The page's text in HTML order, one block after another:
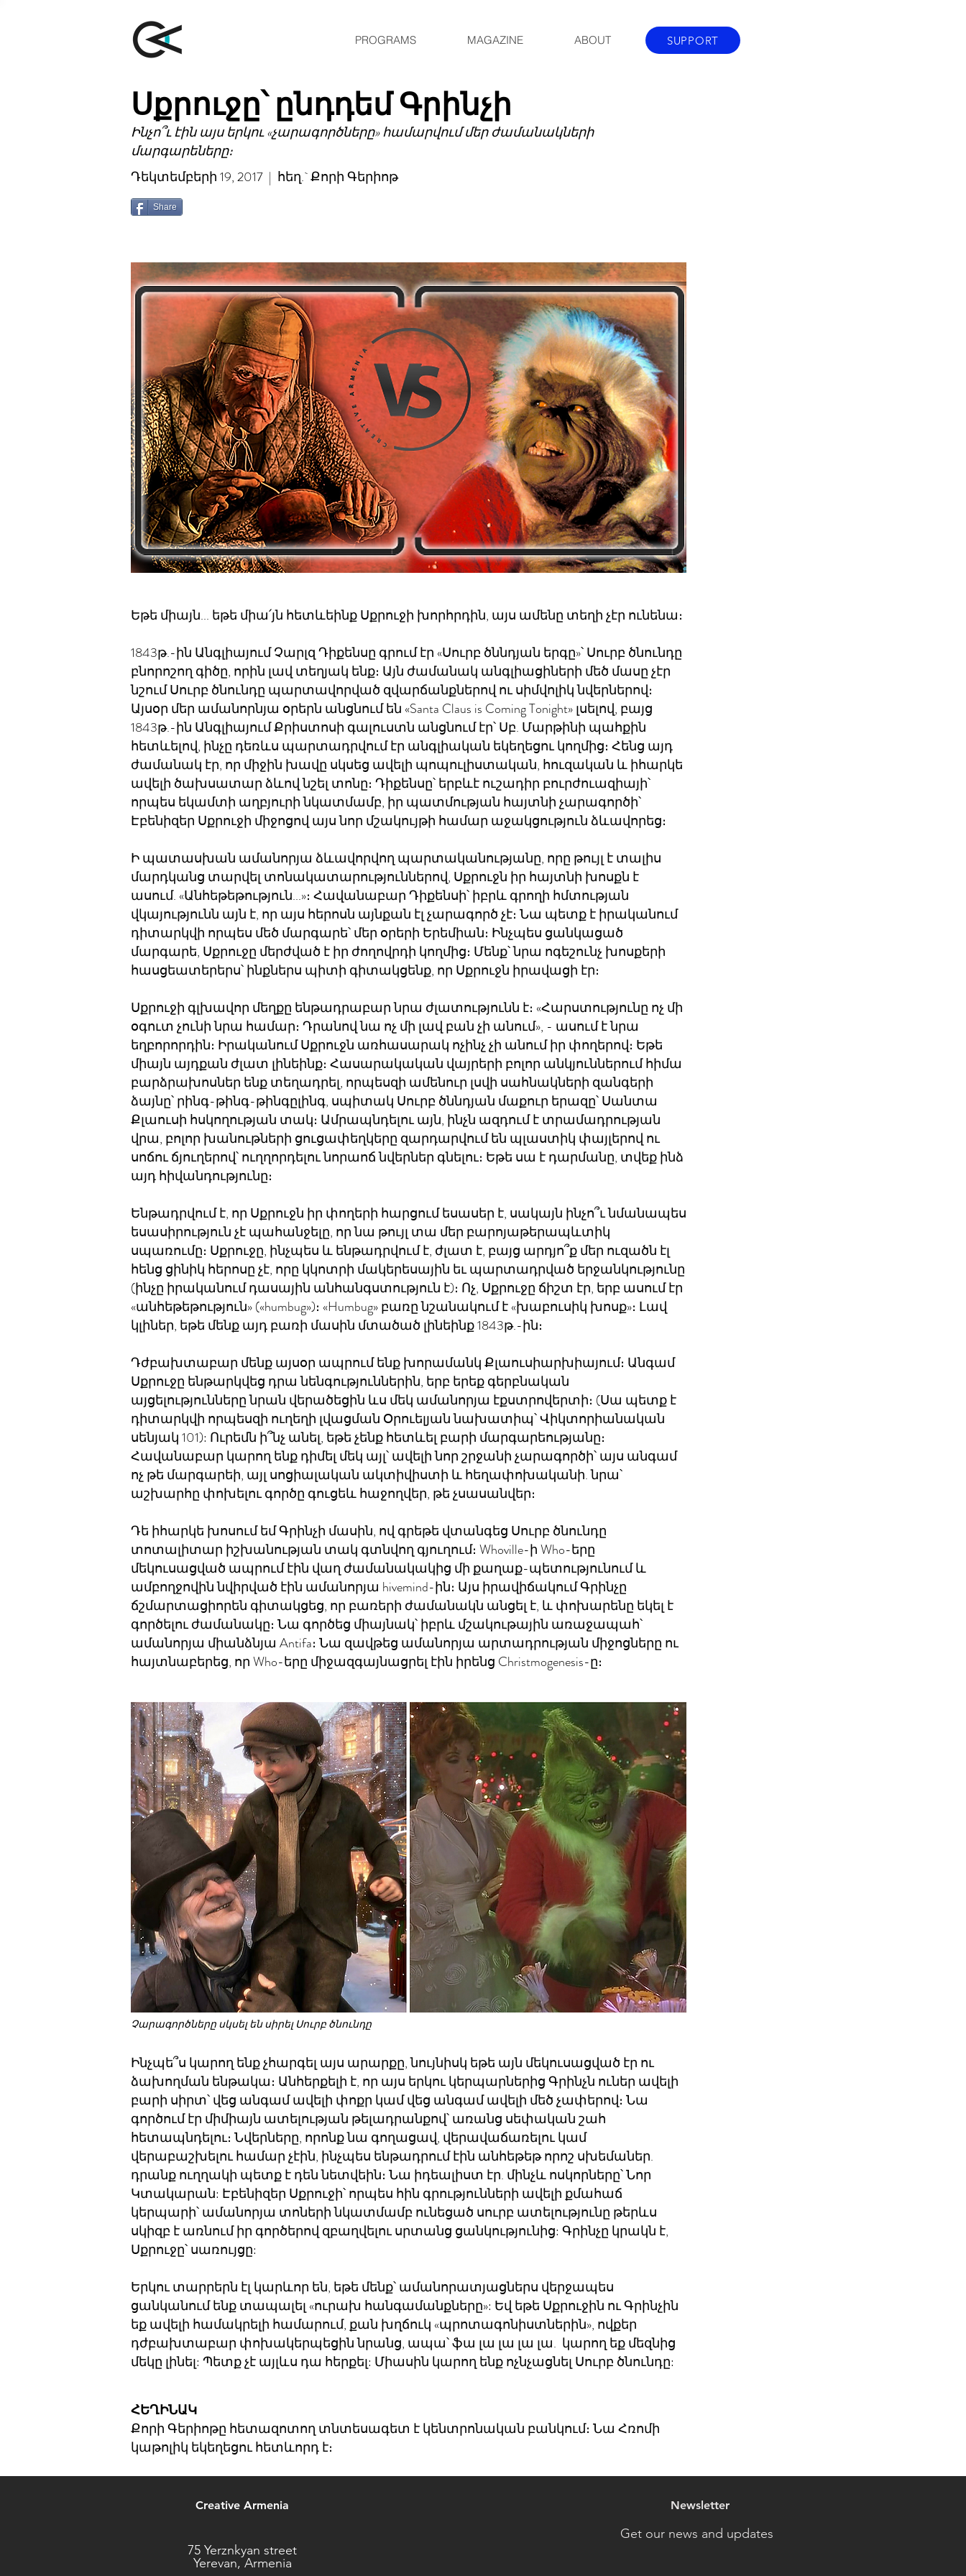
PROGRAMS MAGAZINE ABOUT SUPPORT
Սքրուջը՝ ընդդեմ Գրինչի
Ինչո՞ւ էին այս երկու «չարագործները» համարվում մեր ժամանակների
մարգարեները։
Դեկտեմբերի 19, 2017 | հեղ.` Քորի Գերիոթ
Share
Եթե միայն... եթե միա՛յն հետևեինք Սքրուջի խորհրդին, այս ամենը տեղի չէր ունենա։
1843թ.-ին Անգլիայում Չարլզ Դիքենսը գրում էր «Սուրբ ծննդյան երգը»՝ Սուրբ ծնունդը
բնորոշող գիծը, որին լավ տեղյակ ենք։ Այն ժամանակ անգլիացիների մեծ մասը չէր
նշում Սուրբ ծնունդը պարտավորված զվարճանքներով ու սիմվոլիկ նվերներով։
Այսօր մեր ամանորնյա օրերն անցնում են «Santa Claus is Coming Tonight» լսելով, բայց
1843թ.-ին Անգլիայում Քրիստոսի գալուստն անցնում էր՝ Սբ. Մարթինի պահքին
հետևելով, ինչը դեռևս պարտադրվում էր անգլիական եկեղեցու կողմից։ Հենց այդ
ժամանակ էր, որ միջին խավը սկսեց ավելի պոպուլիստական, հուզական և իհարկե
ավելի ծախսատար ձևով նշել տոնը։ Դիքենսը՝ երբևէ ուշադիր բուրժուազիայի՝
որպես եկամտի աղբյուրի նկատմամբ, իր պատմության հայտնի չարագործի՝
Էբենիզեր Սքրուջի միջոցով այս նոր մշակույթի համար աջակցություն ձևավորեց։
Ի պատասխան ամանորյա ձևավորվող պարտականությանը, որը թույլ է տալիս
մարդկանց տարվել տոնակատարություններով, Սքրուջն իր հայտնի խոսքն է
ասում. «Անհեթեթություն...»։ Հավանաբար Դիքենսի՝ իբրև գրողի հմտության
վկայությունն այն է, որ այս հերոսն այնքան էլ չարագործ չէ։ Նա պետք է իրականում
դիտարկվի որպես մեծ մարգարե՝ մեր օրերի Երեմիան։ Ինչպես ցանկացած
մարգարե, Սքրուջը մերժված է իր ժողովրդի կողմից։ Մենք՝ նրա ոգեշունչ խոսքերի
հասցեատերերս՝ ինքներս պիտի գիտակցենք, որ Սքրուջն իրավացի էր։
Սքրուջի գլխավոր մեղքը ենթադրաբար նրա ժլատությունն է։ «Հարստությունը ոչ մի
օգուտ չունի նրա համար։ Դրանով նա ոչ մի լավ բան չի անում», - ասում է նրա
եղբորորդին։ Իրականում Սքրուջն առհասարակ ոչինչ չի անում իր փողերով։ Եթե
միայն այդքան ժլատ լինեինք։ Հասարակական վայրերի բոլոր անկյուններում հիմա
բարձրախոսներ ենք տեղադրել, որպեսզի ամենուր լսվի սահնակների զանգերի
ձայնը՝ րինգ-թինգ-թինգըլինգ, սպիտակ Սուրբ ծննդյան մաքուր երազը՝ Սանտա
Քլաուսի հսկողության տակ։ Ամրապնդելու այն, ինչն ազդում է տրամադրության
վրա, բոլոր խանութների ցուցափեղկերը զարդարվում են պլաստիկ փայլերով ու
սոճու ճյուղերով՝ ուղղորդելու նորաոճ նվերներ գնելու։ Եթե սա է դարմանը, տվեք ինձ
այդ հիվանդությունը։
Ենթադրվում է, որ Սքրուջն իր փողերի հարցում եսասեր է, սակայն ինչո՞ւ նմանապես
եսասիրություն չէ պահանջելը, որ նա թույլ տա մեր բարոյաթերապևտիկ
սպառումը։ Սքրուջը, ինչպես և ենթադրվում է, ժլատ է, բայց արդյո՞ք մեր ուզածն էլ
հենց ցինիկ հերոսը չէ, որը կկոտրի մակերեսային եւ պարտադրված երջանկությունը
(ինչը իրականում դասային անհանգստություն է)։ Ոչ, Սքրուջը ճիշտ էր, երբ ասում էր
«անհեթեթություն» («humbug»)։ «Humbug» բառը նշանակում է «խաբուսիկ խոսք»։ Լավ
կլիներ, եթե մենք այդ բառի մասին մտածած լինեինք 1843թ.-ին։
Դժբախտաբար մենք այսօր ապրում ենք խորամանկ Քլաուսիարխիայում։ Անգամ
Սքրուջը ենթարկվեց դրա նենգություններին, երբ երեք գերբնական
այցելությունները նրան վերածեցին ևս մեկ ամանորյա էքստրովերտի։ (Սա պետք է
դիտարկվի որպեսզի ուղեղի լվացման Օրուելյան նախատիպ՝ Վիկտորիանական
սենյակ 101): Ուրեմն ի՞նչ անել, եթե չենք հետևել բարի մարգարեությանը։
Հավանաբար կարող ենք դիմել մեկ այլ՝ ավելի նոր շրջանի չարագործի՝ այս անգամ
ոչ թե մարգարեի, այլ սոցիալական ակտիվիստի և հեղափոխականի. նրա՝
աշխարհը փոխելու գործը գուցեև հաջողվեր, թե չսասանվեր։
Դե իհարկե խոսում եմ Գրինչի մասին, ով գրեթե վտանգեց Սուրբ ծնունդը
տոտալիտար իշխանության տակ գտնվող գյուղում։ Whoville-ի Who-երը
մեկուսացված ապրում էին վաղ ժամանակակից մի քաղաք-պետությունում և
ամբողջովին նվիրված էին ամանորյա hivemind-ին։ Այս իրավիճակում Գրինչը
ճշմարտացիորեն գիտակցեց, որ բառերի ժամանակն անցել է, և փոխարենը եկել է
գործելու ժամանակը։ Նա գործեց միայնակ՝ իբրև մշակութային առաջապահ՝
ամանորյա միանձնյա Antifa։ Նա զավթեց ամանորյա արտադրության միջոցները ու
հայտնաբերեց, որ Who-երը միջազգայնացրել էին իրենց Christmogenesis-ը։
Չարագործները սկսել են սիրել Սուրբ ծնունդը
Ինչպե՞ս կարող ենք չհարգել այս արարքը, նույնիսկ եթե այն մեկուսացված էր ու
ձախողման ենթակա։ Անհերքելի է, որ այս երկու կերպարներից Գրինչն ուներ ավելի
բարի սիրտ՝ վեց անգամ ավելի փոքր կամ վեց անգամ ավելի մեծ չափերով։ Նա
գործում էր միմիայն ատելության թելադրանքով՝ առանց սեփական շահ
հետապնդելու։ Նվերները, որոնք նա գողացավ, վերավաճառելու կամ
վերաբաշխելու համար չէին, ինչպես ենթադրում էին անհեթեթ որոշ սխեմաներ.
դրանք ուղղակի պետք է դեն նետվեին։ Նա իդեալիստ էր. մինչև ոսկորները՝ Նոր
Կտակարան: Էբենիզեր Սքրուջի՝ որպես հին գրությունների ավելի քմահաճ
կերպարի՝ ամանորյա տոների նկատմամբ ունեցած սուրբ ատելությունը թերևս
սկիզբ է առնում իր գործերով զբաղվելու սրտանց ցանկությունից: Գրինչը կրակն է,
Սքրուջը՝ սառույցը:
Երկու տարրերն էլ կարևոր են, եթե մենք՝ ամանորատյացներս վերջապես
ցանկանում ենք տապալել «ուրախ հանգամանքները»: Եվ եթե Սքրուջին ու Գրինչին
եք ավելի համակրելի համարում, քան խղճուկ «պրոտագոնիստներին», ովքեր
դժբախտաբար փոխակերպեցին նրանց, ապա՝ ֆա լա լա լա լա. կարող եք մեզնից
մեկը լինել: Պետք չէ այլևս դա հերքել: Միասին կարող ենք ոչնչացնել Սուրբ ծնունդը:
ՀԵՂԻՆԱԿ
Քորի Գերիոթը հետազոտող տնտեսագետ է կենտրոնական բանկում։ Նա Հռոմի
կաթոլիկ եկեղեցու հետևորդ է։
Creative Armenia Newsletter
Get our news and updates
75 Yerznkyan street
Yerevan, Armenia